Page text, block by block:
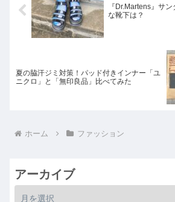
『Dr.Martens』サ
な靴下は？
夏の脇汗ジミ対策！パッド付きインナー「ユ
ニクロ」と「無印良品」比べてみた
ホーム ファッション
アーカイブ